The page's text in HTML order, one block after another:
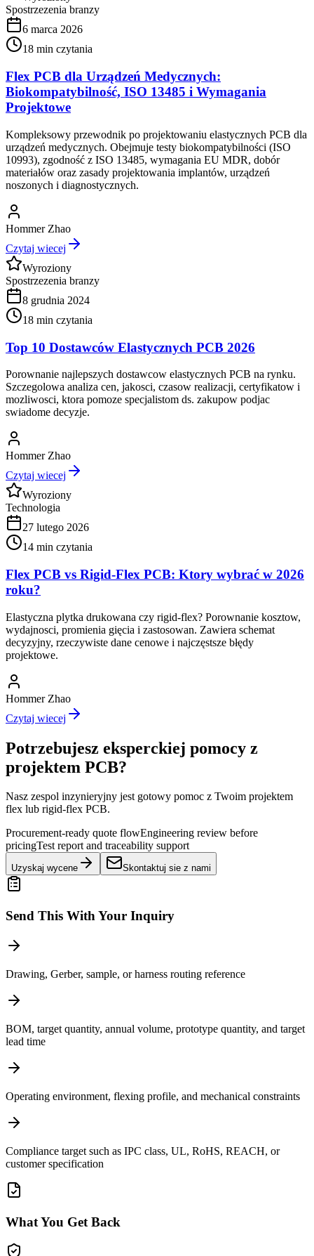
Spostrzezenia branzy
6 marca 2026
18 min czytania
Flex PCB dla Urządzeń Medycznych:
Biokompatybilność, ISO 13485 i Wymagania
Projektowe
Kompleksowy przewodnik po projektowaniu elastycznych PCB dla
urządzeń medycznych. Obejmuje testy biokompatybilności (ISO
10993), zgodność z ISO 13485, wymagania EU MDR, dobór
materiałów oraz zasady projektowania implantów, urządzeń
noszonych i diagnostycznych.
Hommer Zhao
Czytaj wiecej
Wyroziony
Spostrzezenia branzy
8 grudnia 2024
18 min czytania
Top 10 Dostawców Elastycznych PCB 2026
Porownanie najlepszych dostawcow elastycznych PCB na rynku.
Szczegolowa analiza cen, jakosci, czasow realizacji, certyfikatow i
mozliwosci, ktora pomoze specjalistom ds. zakupow podjac
swiadome decyzje.
Hommer Zhao
Czytaj wiecej
Wyroziony
Technologia
27 lutego 2026
14 min czytania
Flex PCB vs Rigid-Flex PCB: Ktory wybrać w 2026
roku?
Elastyczna plytka drukowana czy rigid-flex? Porownanie kosztow,
wydajnosci, promienia gięcia i zastosowan. Zawiera schemat
decyzyjny, rzeczywiste dane cenowe i najczęstsze błędy
projektowe.
Hommer Zhao
Czytaj wiecej
Potrzebujesz eksperckiej pomocy z
projektem PCB?
Nasz zespol inzynieryjny jest gotowy pomoc z Twoim projektem
flex lub rigid-flex PCB.
Procurement-ready quote flowEngineering review before
pricingTest report and traceability support
Uzyskaj wycene Skontaktuj sie z nami
Send This With Your Inquiry
Drawing, Gerber, sample, or harness routing reference
BOM, target quantity, annual volume, prototype quantity, and target
lead time
Operating environment, flexing profile, and mechanical constraints
Compliance target such as IPC class, UL, RoHS, REACH, or
customer specification
What You Get Back